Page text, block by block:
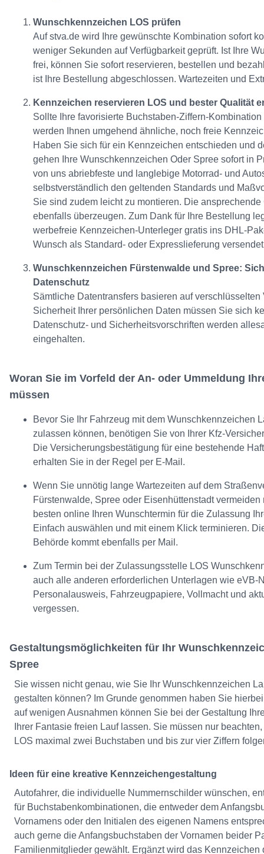
Wunschkennzeichen LOS prüfen
Auf stva.de wird Ihre gewünschte Kombination sofort
weniger Sekunden auf Verfügbarkeit geprüft. Ist Ihre
frei, können Sie sofort reservieren, bestellen und
ist Ihre Bestellung abgeschlossen. Wartezeiten und
Kennzeichen reservieren LOS und bester Qualität
Sollte Ihre favorisierte Buchstaben-Ziffern-
werden Ihnen umgehend ähnliche, noch freie
Haben Sie sich für ein Kennzeichen entschieden und
gehen Ihre Wunschkennzeichen Oder Spree sofort in
von uns abriebfeste und langlebige Motorrad- und
selbstverständlich den geltenden Standards und
Sie sind zudem leicht zu montieren. Die
ebenfalls überzeugen. Zum Dank für Ihre Bestellung
werbefreie Kennzeichen-Unterleger gratis ins DHL-
Wunsch als Standard- oder Expresslieferung
Wunschkennzeichen Fürstenwalde und Spree:
Datenschutz
Sämtliche Datentransfers basieren auf
Sicherheit Ihrer persönlichen Daten müssen Sie sich
Datenschutz- und Sicherheitsvorschriften werden
eingehalten.
Woran Sie im Vorfeld der An- oder Ummeldung
müssen
Bevor Sie Ihr Fahrzeug mit dem Wunschkennzeichen
zulassen können, benötigen Sie von Ihrer Kfz-
Die Versicherungsbestätigung für eine bestehende
erhalten Sie in der Regel per E-Mail.
Wenn Sie unnötig lange Wartezeiten auf dem
Fürstenwalde, Spree oder Eisenhüttenstadt
besten online Ihren Wunschtermin für die Zulassung
Einfach auswählen und mit einem Klick terminieren.
Behörde kommt ebenfalls per Mail.
Zum Termin bei der Zulassungsstelle LOS
auch alle anderen erforderlichen Unterlagen wie eVB-
Personalausweis, Fahrzeugpapiere, Vollmacht und
vergessen.
Gestaltungsmöglichkeiten für Ihr
Spree
Sie wissen nicht genau, wie Sie Ihr Wunschkennzeichen
gestalten können? Im Grunde genommen haben Sie
auf wenigen Ausnahmen können Sie bei der Gestaltung
Ihrer Fantasie freien Lauf lassen. Sie müssen nur
LOS maximal zwei Buchstaben und bis zur vier Ziffern
Ideen für eine kreative Kennzeichengestaltung
Autofahrer, die individuelle Nummernschilder wünschen,
für Buchstabenkombinationen, die entweder dem
Vornamens oder den Initialen des eigenen Namens
auch gerne die Anfangsbuchstaben der Vornamen beider
Familienmitglieder gewählt. Ergänzt wird das Kennzeichen